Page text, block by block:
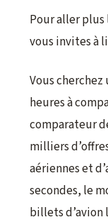
Pour aller
vous invites à
Vous cherchez
heures à
comparateur
milliers
aériennes et
secondes, le
billets d’avion